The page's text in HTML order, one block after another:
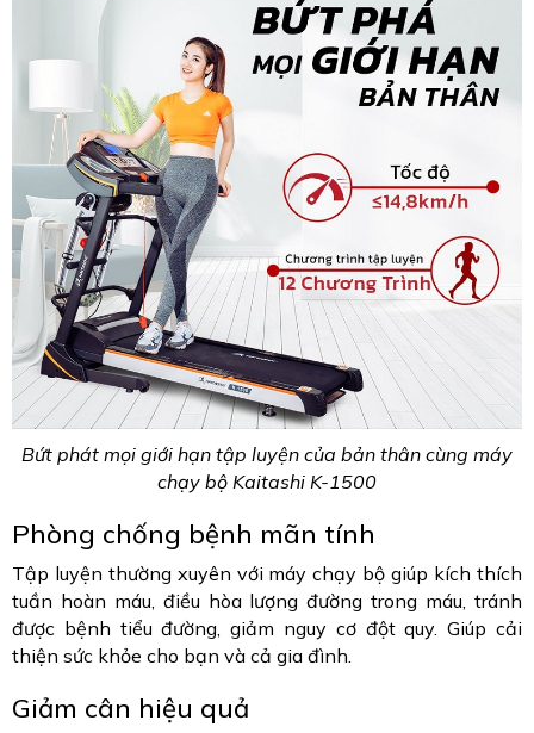
Bứt phát mọi giới hạn tập luyện của bản thân cùng máy
chạy bộ Kaitashi K-1500
Phòng chống bệnh mãn tính
Tập luyện thường xuyên với máy chạy bộ giúp kích thích
tuần hoàn máu, điều hòa lượng đường trong máu, tránh
được bệnh tiểu đường, giảm nguy cơ đột quy. Giúp cải
thiện sức khỏe cho bạn và cả gia đình.
Giảm cân hiệu quả